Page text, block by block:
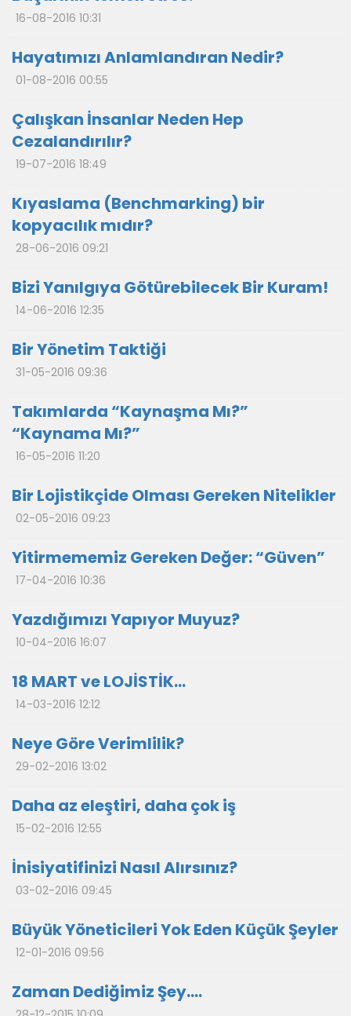
16-08-2016 10:31
Hayatımızı Anlamlandıran Nedir?
01-08-2016 00:55
Çalışkan İnsanlar Neden Hep
Cezalandırılır?
19-07-2016 18:49
Kıyaslama (Benchmarking) bir
kopyacılık mıdır?
28-06-2016 09:21
Bizi Yanılgıya Götürebilecek Bir Kuram!
14-06-2016 12:35
Bir Yönetim Taktiği
31-05-2016 09:36
Takımlarda “Kaynaşma Mı?”
“Kaynama Mı?”
16-05-2016 11:20
Bir Lojistikçide Olması Gereken Nitelikler
02-05-2016 09:23
Yitirmememiz Gereken Değer: “Güven”
17-04-2016 10:36
Yazdığımızı Yapıyor Muyuz?
10-04-2016 16:07
18 MART ve LOJİSTİK…
14-03-2016 12:12
Neye Göre Verimlilik?
29-02-2016 13:02
Daha az eleştiri, daha çok iş
15-02-2016 12:55
İnisiyatifinizi Nasıl Alırsınız?
03-02-2016 09:45
Büyük Yöneticileri Yok Eden Küçük Şeyler
12-01-2016 09:56
Zaman Dediğimiz Şey….